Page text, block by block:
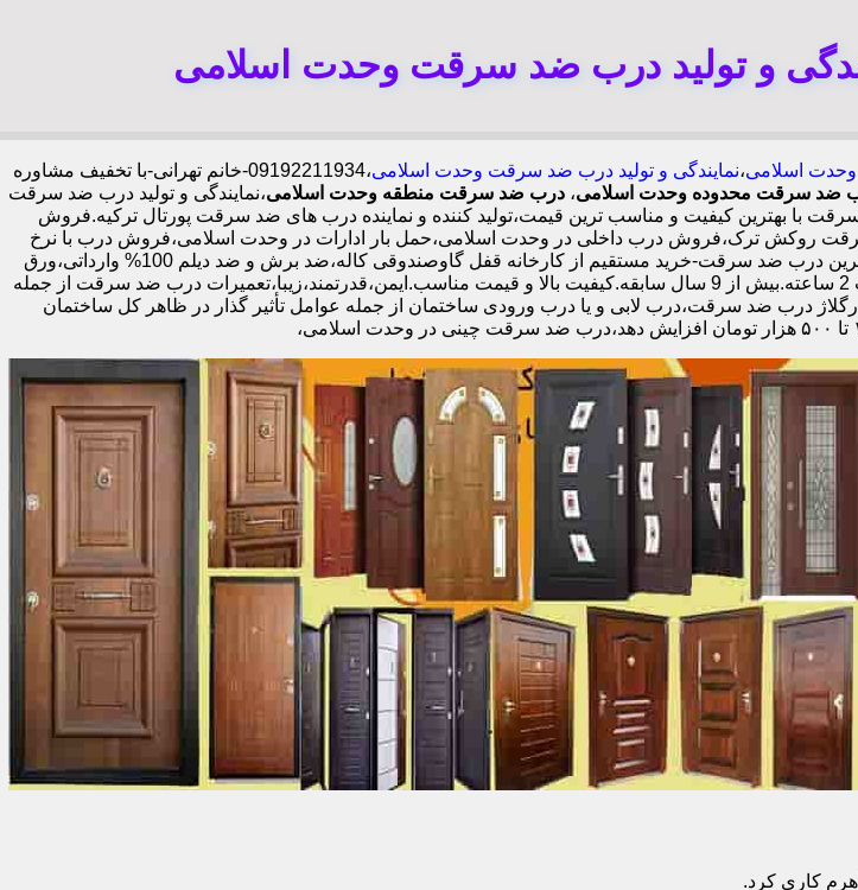
و تولید درب ضد سرقت وحدت اسلامی
اسلامی،نمایندگی و تولید درب ضد سرقت وحدت اسلامی
،09192211934-خانم تهرانی-با تخفیف مشاوره
ضد سرقت محدوده وحدت اسلامی، درب ضد سرقت منطقه وحدت اسلامی،نمایندگی و تولید درب ضد سرقت
بهترین کیفیت و مناسب ترین قیمت،تولید کننده و نماینده درب های ضد سرقت پورتال ترکیه.فروش
روکش ترک،فروش درب داخلی در وحدت اسلامی،حمل بار ادارات در وحدت اسلامی،فروش درب با نرخ
اتحادیه،مرکز پخش درب ضد سرقت در وحدت اسلامی،فروش درب لابی در وحدت اسلامی،ایمن ترین درب ضد سرقت-خرید مستقیم از کارخانه قفل گاوصندوقی کاله،ضد برش و ضد دیلم 100% وارداتی،ورق
فولادی دوبل چهارطرفه،عایق حرارت و صوت،اکیپ نصاب حرفه ای با گارانتی نصب 2 ساله،نصب 2 ساعته.بیش از 9 سال سابقه.کیفیت بالا و قیمت مناسب.ایمن،قدرتمند،زیبا،تعمیرات درب ضد سرقت از جمله
درب ضد سرقت،درب لابی و یا درب ورودی ساختمان از جمله عوامل تأثیر گذار در ظاهر کل ساختمان
کاری کرد.